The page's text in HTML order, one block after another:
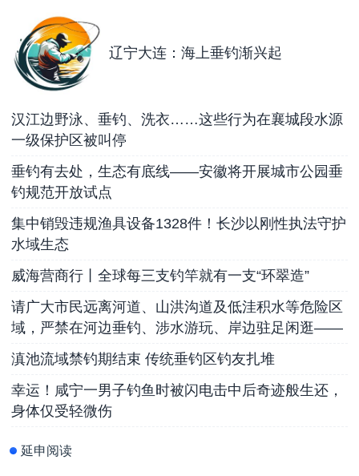
辽宁大连：海上垂钓渐兴起
汉江边野泳、垂钓、洗衣……这些行为在襄城段水源
一级保护区被叫停
垂钓有去处，生态有底线——安徽将开展城市公园垂
钓规范开放试点
集中销毁违规渔具设备1328件！长沙以刚性执法守护
水域生态
威海营商行丨全球每三支钓竿就有一支“环翠造”
请广大市民远离河道、山洪沟道及低洼积水等危险区
域，严禁在河边垂钓、涉水游玩、岸边驻足闲逛——
滇池流域禁钓期结束 传统垂钓区钓友扎堆
幸运！咸宁一男子钓鱼时被闪电击中后奇迹般生还，
身体仅受轻微伤
延申阅读